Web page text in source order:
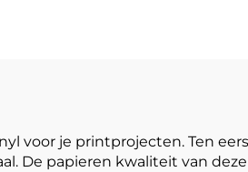
voor je printprojecten. Ten
De papieren kwaliteit van